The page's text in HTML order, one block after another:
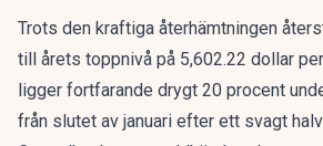
Trots den kraftiga återhämtningen
till årets toppnivå på 5,602.22 dollar
ligger fortfarande drygt 20 procent
från slutet av januari efter ett svagt